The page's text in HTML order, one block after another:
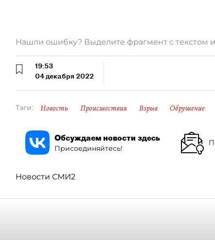
Нашли ошибку? Выделите фрагмент с текстом
19:53
04 декабря 2022
Тэги: Новость Происшествия Взрыв Обрушение
Обсуждаем новости здесь
Присоединяйтесь!
Новости СМИ2